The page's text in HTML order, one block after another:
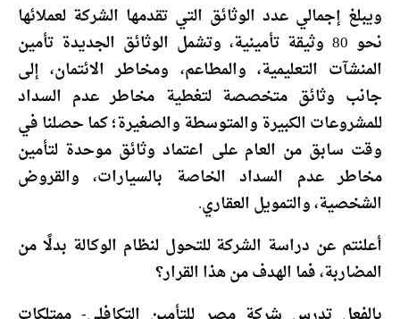
ويبلغ إجمالي عدد الوثائق التي تقدمها الشركة لعملائها
نحو 80 وثيقة تأمينية، وتشمل الوثائق الجديدة تأمين
المنشآت التعليمية، والمطاعم، ومخاطر الائتمان، إلى
جانب وثائق متخصصة لتغطية مخاطر عدم السداد
للمشروعات الكبيرة والمتوسطة والصغيرة؛ كما حصلنا في
وقت سابق من العام على اعتماد وثائق موحدة لتأمين
مخاطر عدم السداد الخاصة بالسيارات، والقروض
الشخصية، والتمويل العقاري.
أعلنتم عن دراسة الشركة للتحول لنظام الوكالة بدلًا من
المضاربة، فما الهدف من هذا القرار؟